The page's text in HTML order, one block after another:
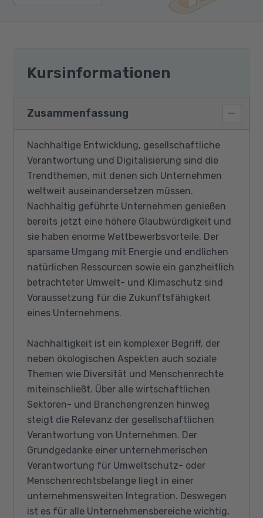
Kursinformationen
Zusammenfassung
Nachhaltige Entwicklung, gesellschaftliche
Verantwortung und Digitalisierung sind die
Trendthemen, mit denen sich Unternehmen
weltweit auseinandersetzen müssen.
Nachhaltig geführte Unternehmen genießen
bereits jetzt eine höhere Glaubwürdigkeit und
sie haben enorme Wettbewerbsvorteile. Der
sparsame Umgang mit Energie und endlichen
natürlichen Ressourcen sowie ein ganzheitlich
betrachteter Umwelt- und Klimaschutz sind
Voraussetzung für die Zukunftsfähigkeit
eines Unternehmens.
Nachhaltigkeit ist ein komplexer Begriff, der
neben ökologischen Aspekten auch soziale
Themen wie Diversität und Menschenrechte
miteinschließt. Über alle wirtschaftlichen
Sektoren- und Branchengrenzen hinweg
steigt die Relevanz der gesellschaftlichen
Verantwortung von Unternehmen. Der
Grundgedanke einer unternehmerischen
Verantwortung für Umweltschutz- oder
Menschenrechtsbelange liegt in einer
unternehmensweiten Integration. Deswegen
ist es für alle Unternehmensbereiche wichtig,